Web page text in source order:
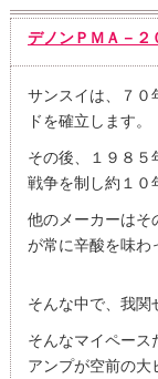
デノンＰＭＡ－２
サンスイは、７０
ドを確立します。
その後、１９８５
戦争を制し約１０
他のメーカーはそ
が常に辛酸を味わ
そんな中で、我関
そんなマイペース
アンプが空前の大